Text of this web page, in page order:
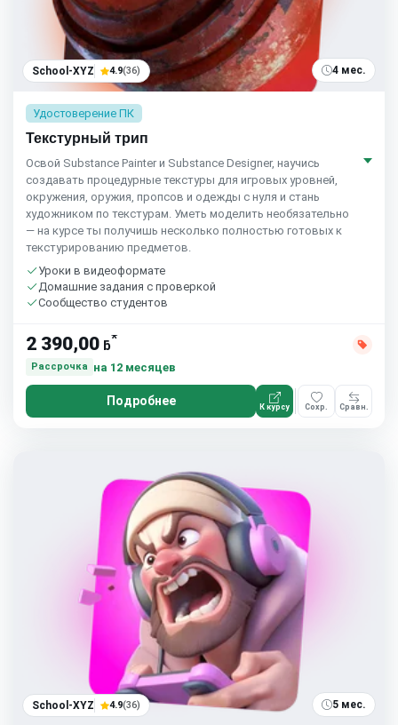
School-XYZ 4.9(36) 4 мес.
Удостоверение ПК
Текстурный трип
Освой Substance Painter и Substance Designer, научись
создавать процедурные текстуры для игровых уровней,
окружения, оружия, пропсов и одежды с нуля и стань
художником по текстурам. Уметь моделить необязательно
— на курсе ты получишь несколько полностью готовых к
текстурированию предметов.
Уроки в видеоформате
Домашние задания с проверкой
Сообщество студентов
2 390,00 ƃ*
Рассрочка на 12 месяцев
Подробнее К курсу Сохр. Сравн.
School-XYZ 4.9(36) 5 мес.